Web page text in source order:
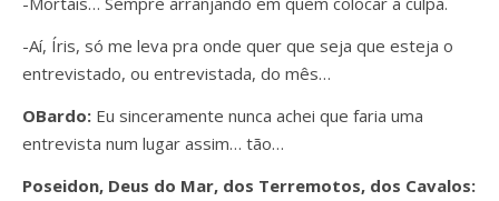
-Aí, Íris, só me leva pra onde quer que seja que esteja o
entrevistado, ou entrevistada, do mês…
OBardo: Eu sinceramente nunca achei que faria uma
entrevista num lugar assim… tão…
Poseidon, Deus do Mar, dos Terremotos, dos Cavalos: